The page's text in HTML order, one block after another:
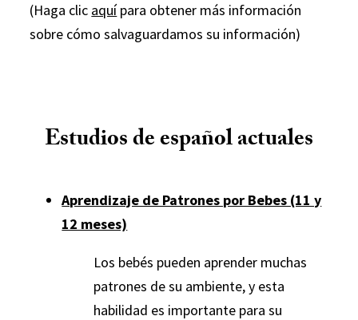
(Haga clic aquípara obtener más información
sobre cómo salvaguardamos su información)
Estudios de español actuales
Aprendizaje de Patrones por Bebes (11 y
12 meses)
Los bebés pueden aprender muchas
patrones de su ambiente, y esta
habilidad es importante para su